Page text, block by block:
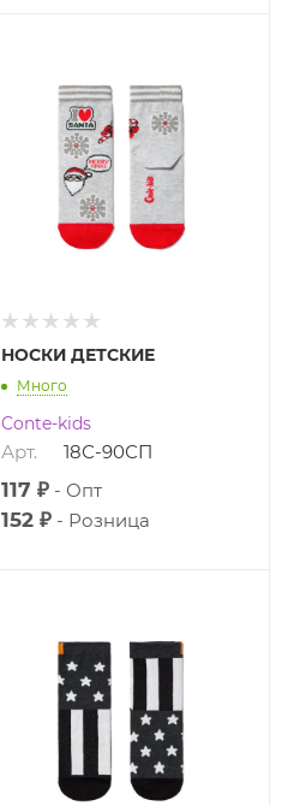
НОСКИ ДЕТСКИЕ
Много
Conte-kids
Арт. 18С-90СП
117 ₽ Опт
152 ₽ Розница